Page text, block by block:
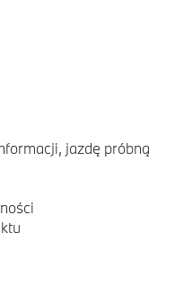
jazdę próbną